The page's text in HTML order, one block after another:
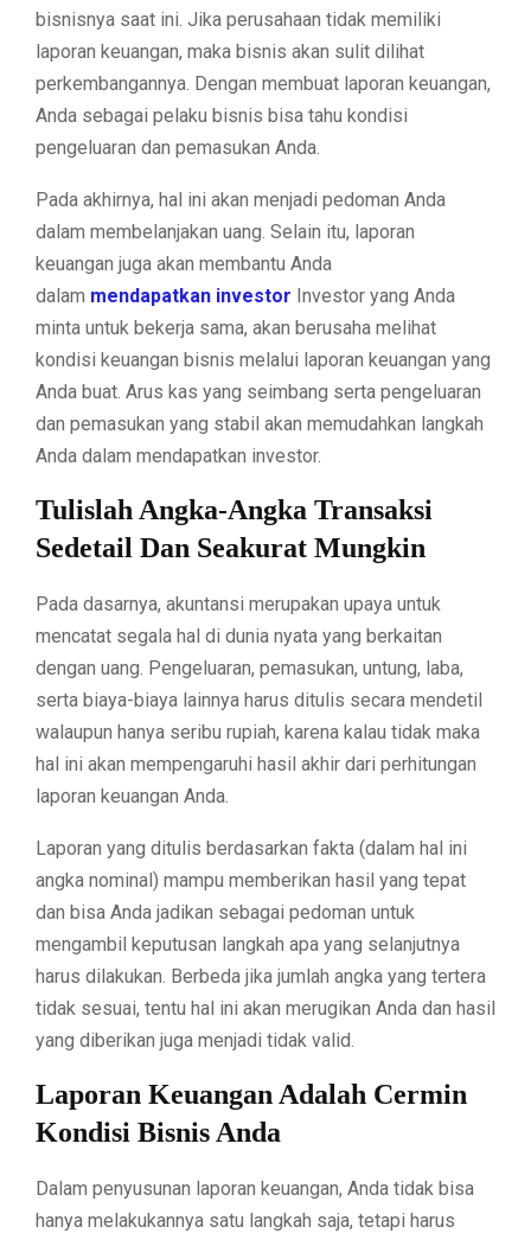
bisnisnya saat ini. Jika perusahaan tidak memiliki
laporan keuangan, maka bisnis akan sulit dilihat
perkembangannya. Dengan membuat laporan keuangan,
Anda sebagai pelaku bisnis bisa tahu kondisi
pengeluaran dan pemasukan Anda.
Pada akhirnya, hal ini akan menjadi pedoman Anda
dalam membelanjakan uang. Selain itu, laporan
keuangan juga akan membantu Anda
dalam mendapatkan investor Investor yang Anda
minta untuk bekerja sama, akan berusaha melihat
kondisi keuangan bisnis melalui laporan keuangan yang
Anda buat. Arus kas yang seimbang serta pengeluaran
dan pemasukan yang stabil akan memudahkan langkah
Anda dalam mendapatkan investor.
Tulislah Angka-Angka Transaksi
Sedetail Dan Seakurat Mungkin
Pada dasarnya, akuntansi merupakan upaya untuk
mencatat segala hal di dunia nyata yang berkaitan
dengan uang. Pengeluaran, pemasukan, untung, laba,
serta biaya-biaya lainnya harus ditulis secara mendetil
walaupun hanya seribu rupiah, karena kalau tidak maka
hal ini akan mempengaruhi hasil akhir dari perhitungan
laporan keuangan Anda.
Laporan yang ditulis berdasarkan fakta (dalam hal ini
angka nominal) mampu memberikan hasil yang tepat
dan bisa Anda jadikan sebagai pedoman untuk
mengambil keputusan langkah apa yang selanjutnya
harus dilakukan. Berbeda jika jumlah angka yang tertera
tidak sesuai, tentu hal ini akan merugikan Anda dan hasil
yang diberikan juga menjadi tidak valid.
Laporan Keuangan Adalah Cermin
Kondisi Bisnis Anda
Dalam penyusunan laporan keuangan, Anda tidak bisa
hanya melakukannya satu langkah saja, tetapi harus